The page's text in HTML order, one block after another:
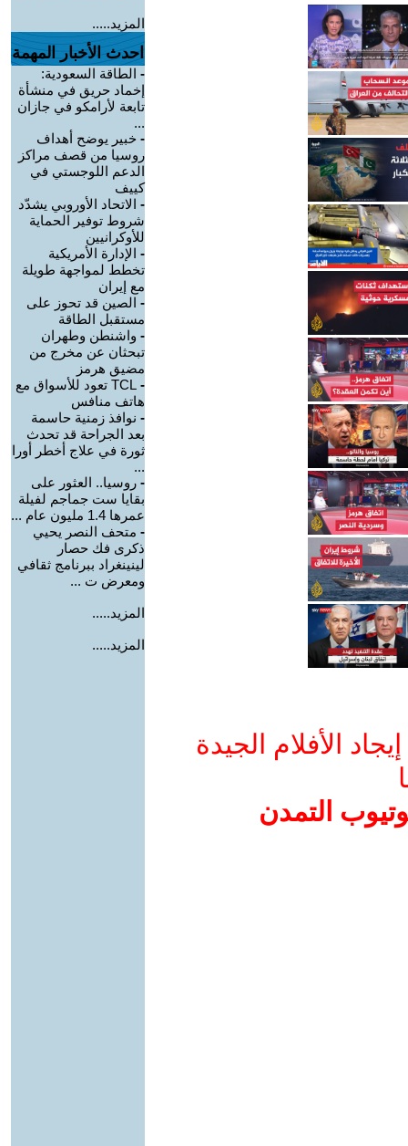
الأفلام الجيدة
التمدن
المزيد.....
احدث الأخبار المهمة
- الطاقة السعودية:
إخماد حريق في منشأة
تابعة لأرامكو في جازان
...
- خبير يوضح أهداف
روسيا من قصف مراكز
الدعم اللوجستي في
كييف
- الاتحاد الأوروبي يشدّد
شروط توفير الحماية
للأوكرانيين
- الإدارة الأمريكية
تخطط لمواجهة طويلة
مع إيران
- الصين قد تحوز على
مستقبل الطاقة
- واشنطن وطهران
تبحثان عن مخرج من
مضيق هرمز
-
TCL تعود للأسواق مع
هاتف منافس
- نوافذ زمنية حاسمة
بعد الجراحة قد تحدث
ثورة في علاج أخطر أورا
...
- روسيا.. العثور على
بقايا ست جماجم لفيلة
عمرها 1.4 مليون عام ...
- متحف النصر يحيي
ذكرى فك حصار
لينينغراد ببرنامج ثقافي
ومعرض ت ...
المزيد.....
المزيد.....